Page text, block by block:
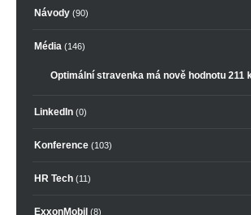
Návody (90)
Média (146)
Optimální stravenka má nově hodnotu 211
LinkedIn (0)
Konference (103)
HR Tech (11)
ExxonMobil (8)